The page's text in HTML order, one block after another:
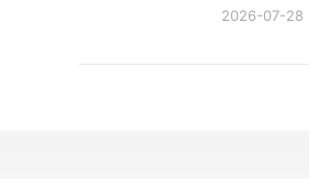
2026-07-28